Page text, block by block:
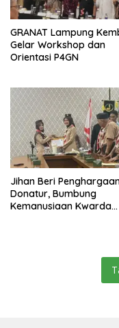
GRANAT Lampung
Gelar Workshop dan
Orientasi P4GN
Jihan Beri
Donatur, Bumbung
Kemanusiaan Kwarda